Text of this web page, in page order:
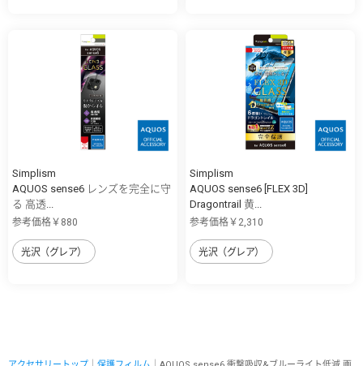
Simplism
AQUOS sense6 レンズを完全に守
る 高透...
参考価格￥880
光沢（グレア）
Simplism
AQUOS sense6 [FLEX 3D]
Dragontrail 黄...
参考価格￥2,310
光沢（グレア）